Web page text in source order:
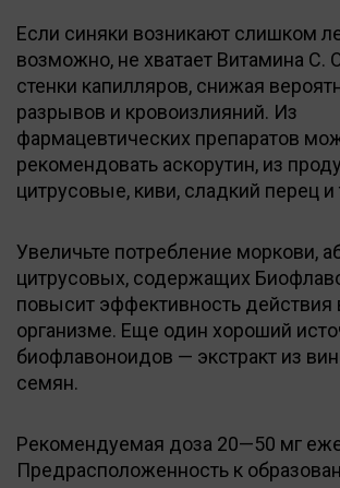
Если синяки возникают слишком
возможно, не хватает Витамина С.
стенки капилляров, снижая
разрывов и кровоизлияний. Из
фармацевтических препаратов
рекомендовать аскорутин, из
цитрусовые, киви, сладкий перец и
Увеличьте потребление моркови,
цитрусовых, содержащих
повысит эффективность действия
организме. Еще один хороший
биофлавоноидов — экстракт из
семян.
Рекомендуемая доза 20—50 мг
Предрасположенность к